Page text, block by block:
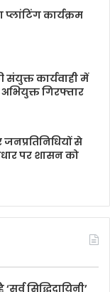
कार्यक्रम
कार्यवाही में
गिरफ्तार
से
पर शासन को
सिद्धिदायिनी’